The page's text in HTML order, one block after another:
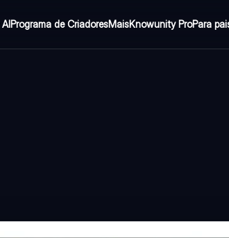
Programa de CriadoresMaisKnowunity ProPara